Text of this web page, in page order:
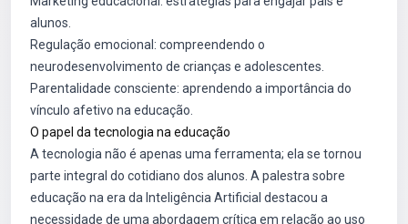
alunos.
Regulação emocional: compreendendo o
neurodesenvolvimento de crianças e adolescentes.
Parentalidade consciente: aprendendo a importância do
vínculo afetivo na educação.
O papel da tecnologia na educação
A tecnologia não é apenas uma ferramenta; ela se tornou
parte integral do cotidiano dos alunos. A palestra sobre
educação na era da Inteligência Artificial destacou a
necessidade de uma abordagem crítica em relação ao uso